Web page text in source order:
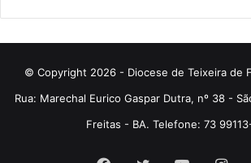
© Copyright 2026 - Diocese de Teixeira de
Rua: Marechal Eurico Gaspar Dutra, nº 38 -
Freitas - BA. Telefone: 73